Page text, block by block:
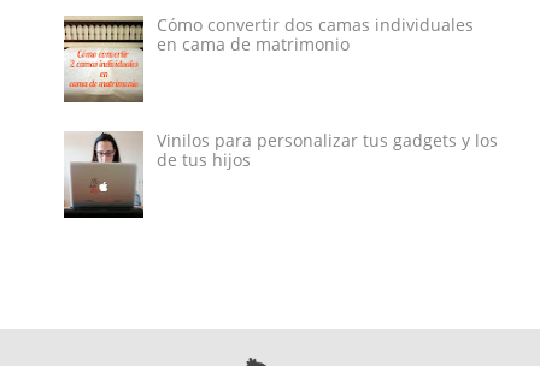
Cómo convertir dos camas individuales
en cama de matrimonio
Vinilos para personalizar tus gadgets y los
de tus hijos